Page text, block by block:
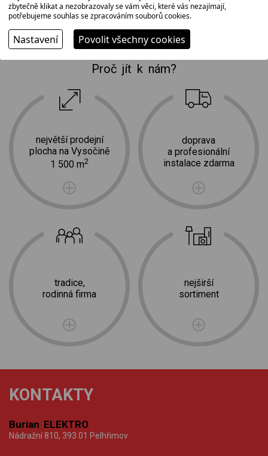
Hmotnost: 0.12 kg
Proč jít k nám?
největší prodejní
plocha na Vysočině
1 500 m2
tradice,
rodinná firma
doprava
a profesionální
instalace zdarma
nejširší
sortiment
KONTAKTY
Burian ELEKTRO
Nádražní 810, 393 01 Pelhřimov
zbytečně klikat a nezobrazovaly se vám věci, které vás nezajímají,
potřebujeme souhlas se zpracováním souborů cookies.
Nastavení Povolit všechny cookies